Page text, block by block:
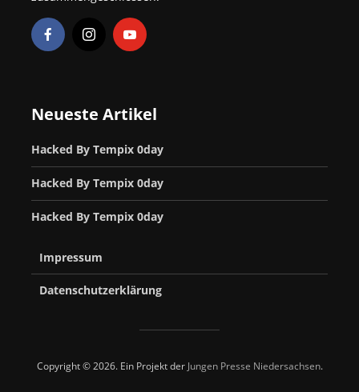
Neueste Artikel
Hacked By Tempix 0day
Hacked By Tempix 0day
Hacked By Tempix 0day
Impressum
Datenschutzerklärung
Copyright © 2026. Ein Projekt der Jungen Presse Niedersachsen.